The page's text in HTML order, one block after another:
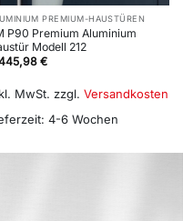
PREMIUM-HAUSTÜREN
P90 Premium Aluminium
Modell 212
€
MwSt. zzgl. Versandkosten
4-6 Wochen